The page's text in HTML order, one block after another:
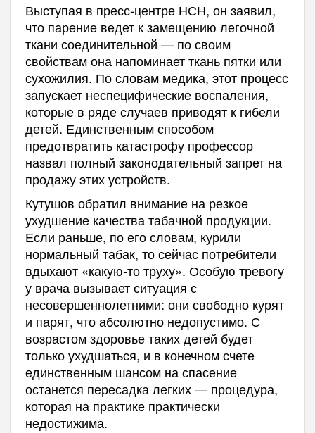
Выступая в пресс-центре НСН, он заявил,
что парение ведет к замещению легочной
ткани соединительной — по своим
свойствам она напоминает ткань пятки или
сухожилия. По словам медика, этот процесс
запускает неспецифические воспаления,
которые в ряде случаев приводят к гибели
детей. Единственным способом
предотвратить катастрофу профессор
назвал полный законодательный запрет на
продажу этих устройств.
Кутушов обратил внимание на резкое
ухудшение качества табачной продукции.
Если раньше, по его словам, курили
нормальный табак, то сейчас потребители
вдыхают «какую-то труху». Особую тревогу
у врача вызывает ситуация с
несовершеннолетними: они свободно курят
и парят, что абсолютно недопустимо. С
возрастом здоровье таких детей будет
только ухудшаться, и в конечном счете
единственным шансом на спасение
останется пересадка легких — процедура,
которая на практике практически
недостижима.